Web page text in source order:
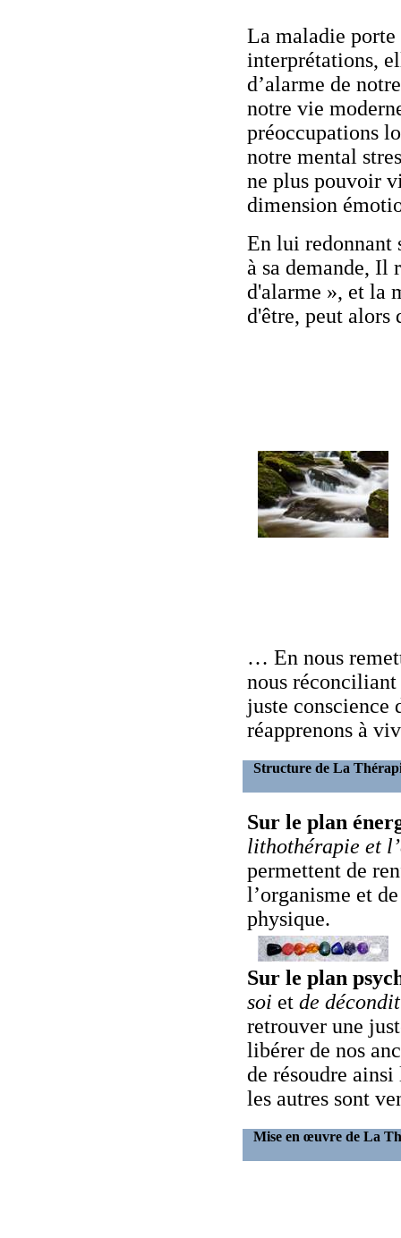
La maladie porte
interprétations,
d’alarme de
notre vie
préoccupations
notre mental
ne plus pouvoir
dimension
En lui redonnant
à sa demande, Il
d'alarme », et la
d'être, peut alors
… En nous
nous réconciliant
juste conscience
réapprenons à
Structure de La
Sur le plan
lithothérapie et
permettent de
l’organisme et
physique.
Sur le plan
soi et de
retrouver une
libérer de nos
de résoudre
les autres sont
Mise en œuvre de La